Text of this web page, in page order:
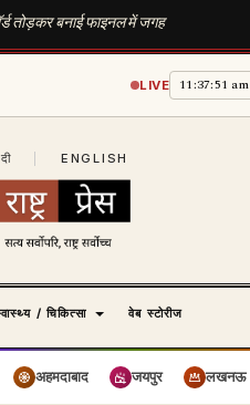
तोड़कर बनाई फाइनल में जगह
LIVE 11:37:52 am
ENGLISH
/ चिकित्सा वेब स्टोरीज
अहमदाबाद जयपुर लखनऊ